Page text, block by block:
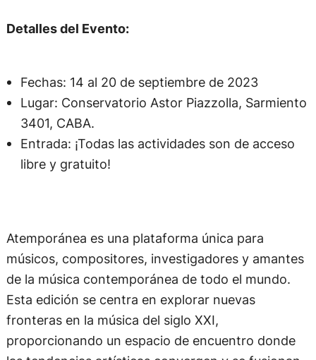
Detalles del Evento:
Fechas: 14 al 20 de septiembre de 2023
Lugar: Conservatorio Astor Piazzolla, Sarmiento
3401, CABA.
Entrada: ¡Todas las actividades son de acceso
libre y gratuito!
Atemporánea es una plataforma única para
músicos, compositores, investigadores y amantes
de la música contemporánea de todo el mundo.
Esta edición se centra en explorar nuevas
fronteras en la música del siglo XXI,
proporcionando un espacio de encuentro donde